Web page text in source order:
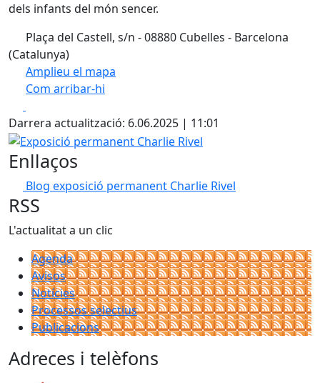
dels infants del món sencer.
Plaça del Castell, s/n - 08880 Cubelles - Barcelona
(Catalunya)
Amplieu el mapa
Com arribar-hi
+
−
Darrera actualització: 6.06.2025 | 11:01
Exposició permanent Charlie Rivel
Enllaços
Blog exposició permanent Charlie Rivel
RSS
L'actualitat a un clic
Agenda
Avisos
Notícies
Processos selectius
Publicacions
Adreces i telèfons